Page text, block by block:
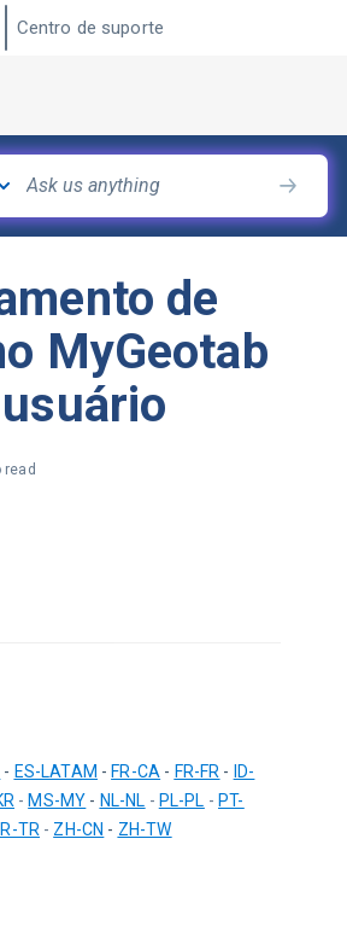
Centro de suporte
de
MyGeotab
read
- ES-LATAM - FR-CA - FR-FR -
ID-
- MS-MY - NL-NL - PL-PL - PT-
TR - ZH-CN - ZH-TW